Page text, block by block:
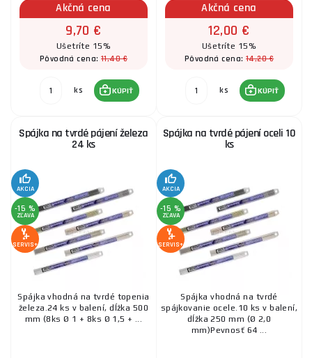
Akčná cena
9,70 €
Ušetríte 15%
Pôvodná cena:11,40 €
ks KÚPIŤ
Akčná cena
12,00 €
Ušetríte 15%
Pôvodná cena:14,20 €
ks KÚPIŤ
Spájka na tvrdé pájení železa
24 ks
AKCIA
-15 %
ZĽAVA
SERVIS+
Spájka vhodná na tvrdé topenia
železa.24 ks v balení, dĺžka 500
mm (8ks Ø 1 + 8ks Ø 1,5 + ...
Spájka na tvrdé pájení oceli 10
ks
AKCIA
-15 %
ZĽAVA
SERVIS+
Spájka vhodná na tvrdé
spájkovanie ocele.10 ks v balení,
dĺžka 250 mm (Ø 2,0
mm)Pevnosť 64 ...